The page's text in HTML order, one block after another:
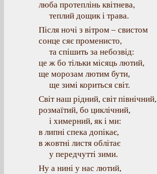
люба протеплінь квітнева,
теплий дощик і трава.
Після ночі з вітром – свистом
сонце сяє променисто,
та спішить за небозвід:
це ж бо тільки місяць лютий,
ще морозам лютим бути,
ще зимі кориться світ.
Світ наш рідний, світ північний,
розмаїтий, бо циклічний,
і химерний, як і ми:
в липні спека допікає,
в жовтні листя облітає
у передчутті зими.
Ну а нині у нас лютий,